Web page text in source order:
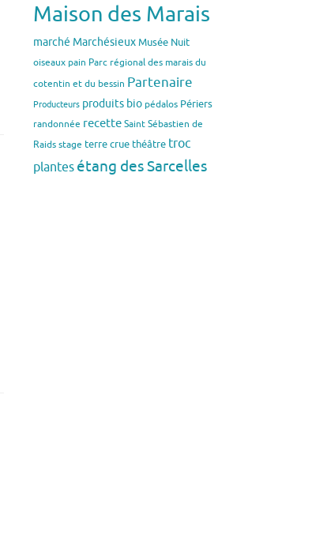
Maison des Marais
marché MarchésieuxMusée Nuit
oiseaux pain Parc régional des marais du
cotentin et du bessin Partenaire
Producteurs produits bio pédalos Périers
randonnée recetteSaint Sébastien de
Raidsstage terre crue théâtre troc
plantes étang des Sarcelles